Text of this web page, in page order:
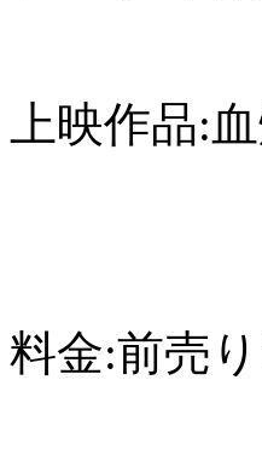
上映作品:
料金:前売